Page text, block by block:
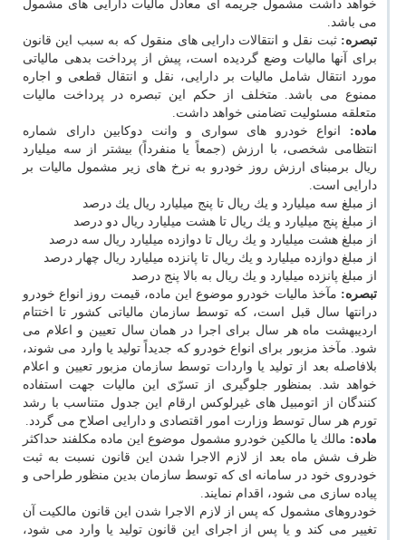
خواهد داشت مشمول جریمه ای معادل مالیات دارایی های مشمول
می باشد.
تبصره:ثبت نقل و انتقالات دارایی های منقول كه به سبب این قانون
برای آنها مالیات وضع گردیده است، پیش از پرداخت بدهی مالیاتی
مورد انتقال شامل مالیات بر دارایی، نقل و انتقال قطعی و اجاره
ممنوع می باشد. متخلف از حكم این تبصره در پرداخت مالیات
متعلقه مسئولیت تضامنی خواهد داشت.
ماده:
انواع خودرو های سواری و وانت دوكابین دارای شماره
انتظامی شخصی، با ارزش (جمعاً یا منفرداً) بیشتر از سه میلیارد
ریال برمبنای ارزش روز خودرو به نرخ های زیر مشمول مالیات بر
دارایی است.
از مبلغ سه میلیارد و یك ریال تا پنج میلیارد ریال یك درصد
از مبلغ پنج میلیارد و یك ریال تا هشت میلیارد ریال دو درصد
از مبلغ هشت میلیارد و یك ریال تا دوازده میلیارد ریال سه درصد
از مبلغ دوازده میلیارد و یك ریال تا پانزده میلیارد ریال چهار درصد
از مبلغ پانزده میلیارد و یك ریال به بالا پنج درصد
تبصره: مآخذ مالیات خودرو موضوع این ماده، قیمت روز انواع خودرو
درانتها سال قبل است، كه توسط سازمان مالیاتی كشور تا اختتام
اردیبهشت ماه هر سال برای اجرا در همان سال تعیین و اعلام می
شود. مآخذ مزبور برای انواع خودرو كه جدیداً تولید یا وارد می شوند،
بلافاصله بعد از تولید یا واردات توسط سازمان مزبور تعیین و اعلام
خواهد شد. بمنظور جلوگیری از تسرّی این مالیات جهت استفاده
كنندگان از اتومبیل های غیرلوكس ارقام این جدول متناسب با رشد
تورم هر سال توسط وزارت امور اقتصادی و دارایی اصلاح می گردد.
ماده: مالك یا مالكین خودرو مشمول موضوع این ماده مكلفند حداكثر
ظرف شش ماه بعد از لازم الاجرا شدن این قانون نسبت به ثبت
خودروی خود در سامانه ای كه توسط سازمان بدین منظور طراحی و
پیاده سازی می شود، اقدام نمایند.
خودروهای مشمول كه پس از لازم الاجرا شدن این قانون مالكیت آن
تغییر می كند و یا پس از اجرای این قانون تولید یا وارد می شود،